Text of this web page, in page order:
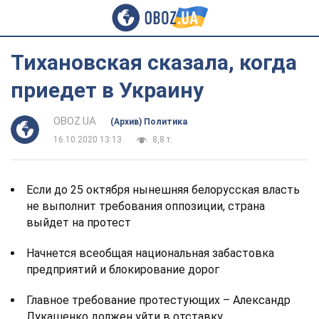
Тихановская сказала, когда
приедет в Украину
OBOZ.UA
(Архив) Политика
16.10.2020 13:13
8,8 т.
Если до 25 октября нынешняя белорусская власть
не выполнит требования оппозиции, страна
выйдет на протест
Начнется всеобщая национальная забастовка
предприятий и блокирование дорог
Главное требование протестующих – Александр